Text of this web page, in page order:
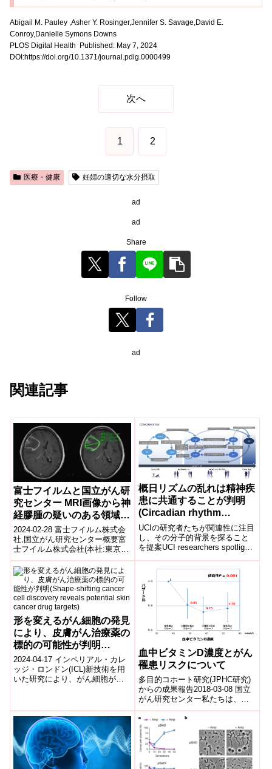
Abigail M. Pauley , Asher Y. Rosinger,Jennifer S. Savage, David E.
Conroy, Danielle Symons Downs
PLOS Digital Health Published: May 7, 2024
DOI:https://doi.org/10.1371/journal.pdig.0000499
次へ
1 2
医療・健康 妊婦の適切な水分摂取
ad
ad
Share
Follow
ad
関連記事
富士フイルムと国立がん研
究センター MRI画像から神
経膠腫の疑いのある領域を
精密に抽出するAI技術を共
同開発～希少がんである神
経膠腫の治療前の画像評価
精度を向上～
2024-02-28 富士フイルム株式会
社,国立がん研究センター概要富
士フイルム株式会社(本社:東京都
港区、代表取締役社長・CEO:後
藤 禎一)と国立研究開発法...
概日リズムの乱れは精神疾
患に共通することが判明
(Circadian rhythm
disruption found to be
common among mental
health disorders)
UCIの研究者たちが関連性に注目
し、その分子的背景を探ること
を提案UCI researchers spotlight
形を変えるがん細胞の発見
により、皮膚がん治療薬の
標的の可能性が判明
(Shape-shifting cancer
cell discovery reveals
potential skin cancer
2024-04-17 インペリアル・カレ
ッジ・ロンドン(ICL)新技術を用
いた研究により、がん細胞が形
た。...
血中ビタミンD濃度とがん
罹患リスクについて
多目的コホート研究(JPHC研究)
からの成果報告2018-03-08 国立
がん研究センター私たちは、い
ろいろな生活習慣と、がん・脳
卒中・心筋梗塞などの病気との
関...